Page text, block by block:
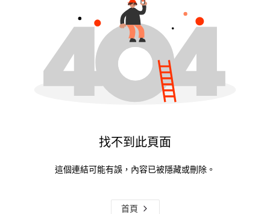
找不到此頁面
這個連結可能有誤，內容已被隱藏或刪除。
首頁